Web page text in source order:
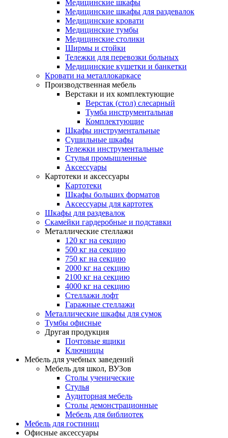
Медицинские шкафы
Медицинские шкафы для раздевалок
Медицинские кровати
Медицинские тумбы
Медицинские столики
Ширмы и стойки
Тележки для перевозки больных
Медицинские кушетки и банкетки
Кровати на металлокаркасе
Производственная мебель
Верстаки и их комплектующие
Верстак (стол) слесарный
Тумба инструментальная
Комплектующие
Шкафы инструментальные
Сушильные шкафы
Тележки инструментальные
Стулья промышленные
Аксессуары
Картотеки и аксессуары
Картотеки
Шкафы больших форматов
Аксессуары для картотек
Шкафы для раздевалок
Скамейки гардеробные и подставки
Металлические стеллажи
120 кг на секцию
500 кг на секцию
750 кг на секцию
2000 кг на секцию
2100 кг на секцию
4000 кг на секцию
Стеллажи лофт
Гаражные стеллажи
Металлические шкафы для сумок
Тумбы офисные
Другая продукция
Почтовые ящики
Ключницы
Мебель для учебных заведений
Мебель для школ, ВУЗов
Столы ученические
Стулья
Аудиторная мебель
Столы демонстрационные
Мебель для библиотек
Мебель для гостиниц
Офисные аксессуары